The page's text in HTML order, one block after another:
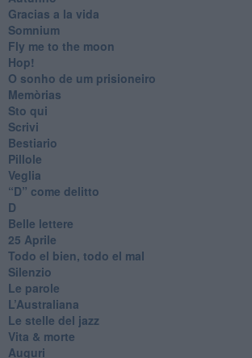
Gracias a la vida
Somnium
Fly me to the moon
Hop!
O sonho de um prisioneiro
Memòrias
Sto qui
Scrivi
Bestiario
Pillole
Veglia
​“D” come delitto
D
Belle lettere
25 Aprile
Todo el bien, todo el mal
Silenzio
Le parole
​L’Australiana
Le stelle del jazz
Vita & morte
Auguri